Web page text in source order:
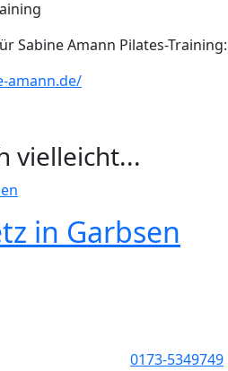
Sabine Amann Pilates-Training:
amann.de/
vielleicht...
in Garbsen
0173-5349749